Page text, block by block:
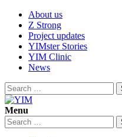
Skip
content
About us
Z Strong
Project updates
YIMster Stories
YIM Clinic
News
Search
for:
YIM
Youth Innovation Marketplace
Menu
Search
for: